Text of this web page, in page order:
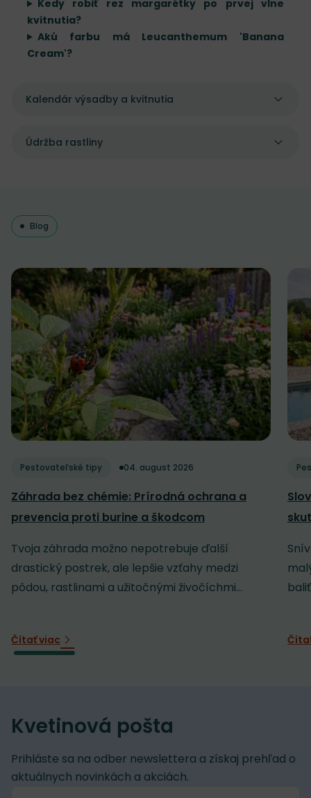
Kedy robiť rez margarétky po prvej vlne
kvitnutia?
Akú farbu má Leucanthemum 'Banana
Cream'?
Kalendár výsadby a kvitnutia
Údržba rastliny
Blog
Pestovateľské tipy 04. august 2026
Záhrada bez chémie: Prírodná ochrana a
prevencia proti burine a škodcom
Tvoja záhrada možno nepotrebuje ďalší
drastický postrek, ale lepšie vzťahy medzi
pôdou, rastlinami a užitočnými živočíchmi...
Čítať viac
Kvetinová pošta
Prihláste sa na odber newslettera a získaj prehľad o
aktuálnych novinkách a akciách.